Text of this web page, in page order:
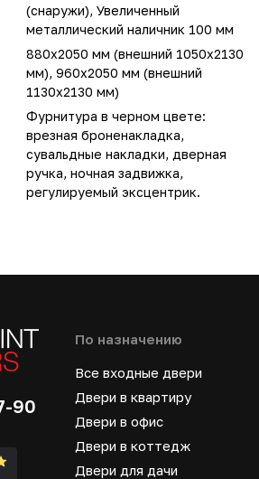
(снаружи), Увеличенный
металлический наличник 100 мм
880х2050 мм (внешний 1050х2130
мм), 960х2050 мм (внешний
1130х2130 мм)
Фурнитура в черном цвете:
врезная броненакладка,
сувальдные накладки, дверная
ручка, ночная задвижка,
регулируемый эксцентрик.
90
По назначению
Все входные двери
Двери в квартиру
Двери в офис
Двери в коттедж
Двери для дачи